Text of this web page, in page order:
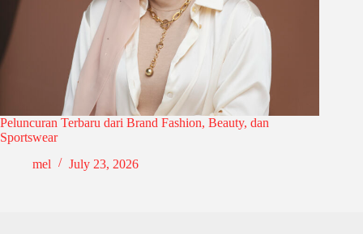
Peluncuran Terbaru dari Brand Fashion, Beauty, dan
Sportswear
mel
July 23, 2026